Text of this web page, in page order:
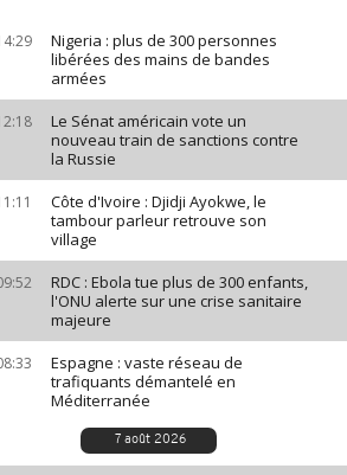
Nigeria : plus de 300 personnes
libérées des mains de bandes
armées
Le Sénat américain vote un
nouveau train de sanctions contre
la Russie
Côte d'Ivoire : Djidji Ayokwe, le
tambour parleur retrouve son
village
RDC : Ebola tue plus de 300 enfants,
l'ONU alerte sur une crise sanitaire
majeure
Espagne : vaste réseau de
trafiquants démantelé en
Méditerranée
7 août 2026